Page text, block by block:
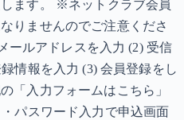
ます。 ※ネットクラブ会員
りませんのでご注意くださ
ールアドレスを入力 (2) 受信
情報を入力 (3) 会員登録をし
「入力フォームはこちら」
パスワード入力で申込画面